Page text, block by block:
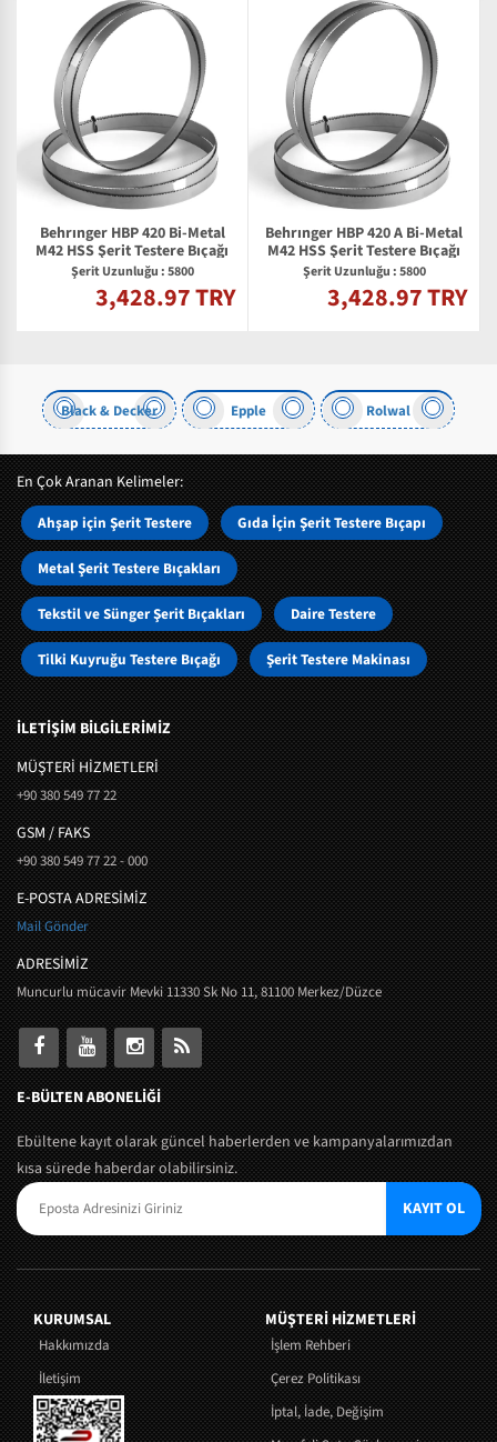
Behrınger HBP 420 Bi-Metal
M42 HSS Şerit Testere Bıçağı
Şerit Uzunluğu : 5800
3,428.97 TRY
Behrınger HBP 420 A Bi-Metal
M42 HSS Şerit Testere Bıçağı
Şerit Uzunluğu : 5800
3,428.97 TRY
Black & Decker Epple Rolwal
En Çok Aranan Kelimeler:
Ahşap için Şerit Testere Gıda İçin Şerit Testere Bıçapı
Metal Şerit Testere Bıçakları
Tekstil ve Sünger Şerit Bıçakları Daire Testere
Tilki Kuyruğu Testere Bıçağı Şerit Testere Makinası
İLETİŞİM BİLGİLERİMİZ
MÜŞTERI HIZMETLERI
+90 380 549 77 22
GSM / FAKS
+90 380 549 77 22 - 000
E-POSTA ADRESİMİZ
Mail Gönder
ADRESİMİZ
Muncurlu mücavir Mevki 11330 Sk No 11, 81100 Merkez/Düzce
E-BÜLTEN ABONELİĞİ
Ebültene kayıt olarak güncel haberlerden ve kampanyalarımızdan
kısa sürede haberdar olabilirsiniz.
KAYIT OL
KURUMSAL
Hakkımızda
İletişim
MÜŞTERI HIZMETLERI
İşlem Rehberi
Çerez Politikası
İptal, İade, Değişim